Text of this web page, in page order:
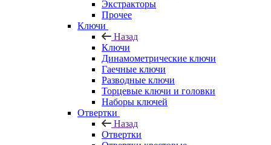
Экстракторы
Прочее
Ключи
Назад
Ключи
Динамометрические ключи
Гаечные ключи
Разводные ключи
Торцевые ключи и головки
Наборы ключей
Отвертки
Назад
Отвертки